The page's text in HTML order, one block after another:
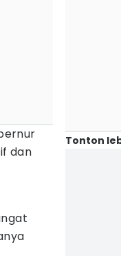
dan
Tonton